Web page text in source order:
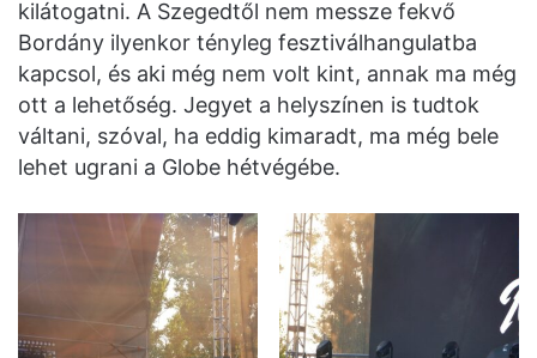
kilátogatni. A Szegedtől nem messze fekvő
Bordány ilyenkor tényleg fesztiválhangulatba
kapcsol, és aki még nem volt kint, annak ma még
ott a lehetőség. Jegyet a helyszínen is tudtok
váltani, szóval, ha eddig kimaradt, ma még bele
lehet ugrani a Globe hétvégébe.